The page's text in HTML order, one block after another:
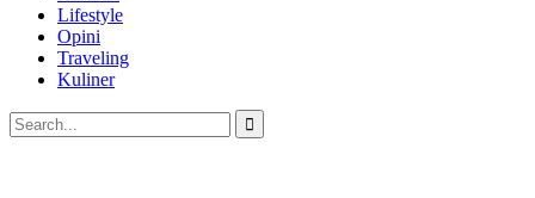
Lifestyle
Opini
Traveling
Kuliner